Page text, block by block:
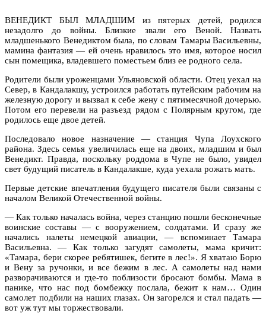
ВЕНЕДИКТ БЫЛ МЛАДШИМ из пятерых детей, родился
незадолго до войны. Близкие звали его Веной. Назвать
младшенького Венедиктом была, по словам Тамары Васильевны,
мамина фантазия — ей очень нравилось это имя, которое носил
сын помещика, владевшего поместьем близ ее родного села.
Родители были уроженцами Ульяновской области. Отец уехал на
Север, в Кандалакшу, устроился работать путейским рабочим на
железную дорогу и вызвал к себе жену с пятимесячной дочерью.
Потом его перевели на разъезд рядом с Полярным кругом, где
родилось еще двое детей.
Последовало новое назначение — станция Чупа Лоухского
района. Здесь семья увеличилась еще на двоих, младшим и был
Венедикт. Правда, поскольку роддома в Чупе не было, увидел
свет будущий писатель в Кандалакше, куда уехала рожать мать.
Первые детские впечатления будущего писателя были связаны с
началом Великой Отечественной войны.
— Как только началась война, через станцию пошли бесконечные
воинские составы — с вооружением, солдатами. И сразу же
начались налеты немецкой авиации, — вспоминает Тамара
Васильевна. — Как только загудят самолеты, мама кричит:
«Тамара, бери скорее ребятишек, бегите в лес!». Я хватаю Борю
и Вену за ручонки, и все бежим в лес. А самолеты над нами
разворачиваются и где-то поблизости бросают бомбы. Мама в
панике, что нас под бомбежку послала, бежит к нам… Один
самолет подбили на наших глазах. Он загорелся и стал падать —
вот уж тут мы торжествовали.